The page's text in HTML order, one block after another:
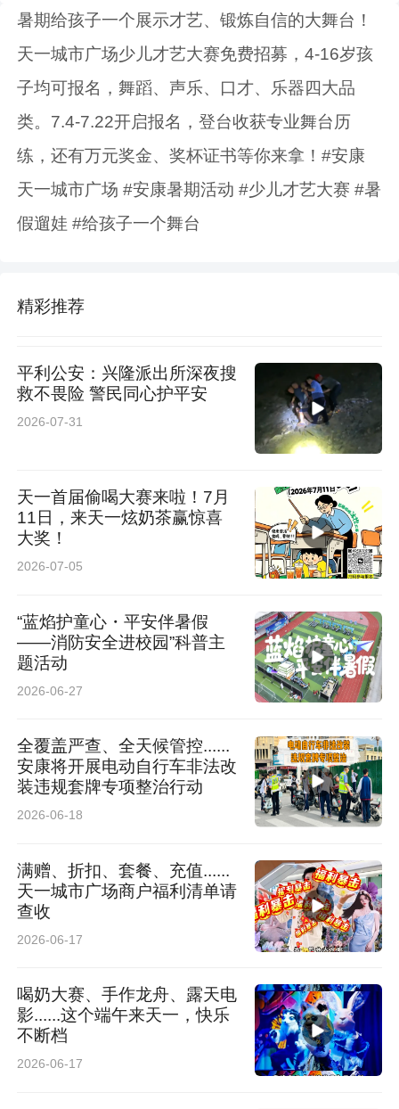
暑期给孩子一个展示才艺、锻炼自信的大舞台！
天一城市广场少儿才艺大赛免费招募，4-16岁孩
子均可报名，舞蹈、声乐、口才、乐器四大品
类。7.4-7.22开启报名，登台收获专业舞台历
练，还有万元奖金、奖杯证书等你来拿！#安康
天一城市广场 #安康暑期活动 #少儿才艺大赛 #暑
假遛娃 #给孩子一个舞台
精彩推荐
平利公安：兴隆派出所深夜搜
救不畏险 警民同心护平安
2026-07-31
天一首届偷喝大赛来啦！7月
11日，来天一炫奶茶赢惊喜
大奖！
2026-07-05
“蓝焰护童心・平安伴暑假
——消防安全进校园”科普主
题活动
2026-06-27
全覆盖严查、全天候管控......
安康将开展电动自行车非法改
装违规套牌专项整治行动
2026-06-18
满赠、折扣、套餐、充值......
天一城市广场商户福利清单请
查收
2026-06-17
喝奶大赛、手作龙舟、露天电
影......这个端午来天一，快乐
不断档
2026-06-17